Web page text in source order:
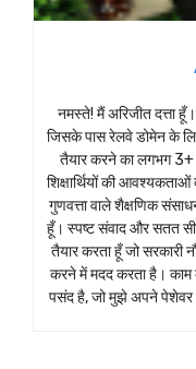
नमस्ते! मैं अरिजीत दत्ता
जिसके पास रेलवे डोमेन के
तैयार करने का लगभग 3+
शिक्षार्थियों की
गुणवत्ता वाले शैक्षणिक
हूँ। स्पष्ट संवाद और सतत
तैयार करता हूँ जो सरकारी
करने में मदद करता है।
पसंद है, जो मुझे अपने पेशेवर